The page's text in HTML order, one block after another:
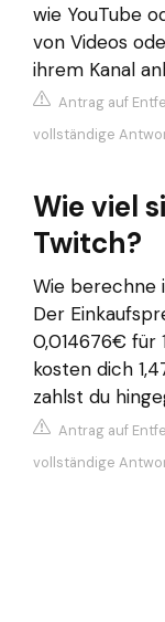
wie YouTube
von Videos
ihrem Kanal
Antrag auf
vollständige
Wie viel
Twitch?
Wie berechne
Der
0,014676€ für
kosten dich
zahlst du
Antrag auf
vollständige